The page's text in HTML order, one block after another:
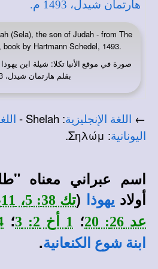
(Sela), the son of Judah - from The
book by Hartmann Schedel, 1493.
صورة في موقع الأنبا تكلا: شيلة ابن
بقلم هارتمان شيدل، 1493 م.
← اللغة الإنجليزية: Shelah -
اليونانية: Σηλώμ.
اسم عبراني معناه
أولاد يهوذا (تك 38: 5، 11، 14، 26
عد 26: 20 ؛ 1 أخ 2: 3 ؛
ابنة شوع الكنعانية.